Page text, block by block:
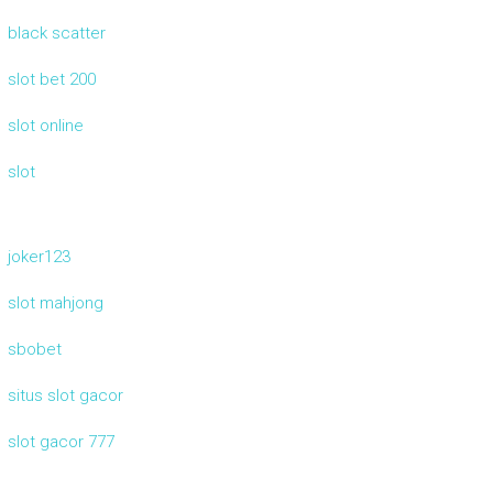
black scatter
slot bet 200
slot online
slot
joker123
slot mahjong
sbobet
situs slot gacor
slot gacor 777